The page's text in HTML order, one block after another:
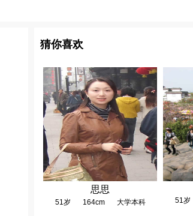
猜你喜欢
思思
51岁 164cm 大学本科 51岁